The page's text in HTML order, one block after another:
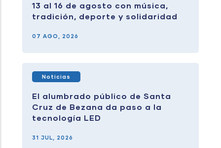
13 al 16 de agosto con música,
tradición, deporte y solidaridad
07 AGO, 2026
El alumbrado público de Santa
Cruz de Bezana da paso a la
tecnología LED
Noticias
31 JUL, 2026